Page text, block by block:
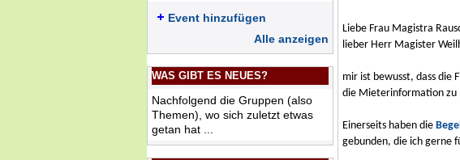
Event hinzufügen
Alle anzeigen
WAS GIBT ES NEUES?
Nachfolgend die Gruppen (also
Themen), wo sich zuletzt etwas
getan hat ...
Liebe Frau Magistra
lieber Herr Magister
mir ist bewusst, dass die
die Mieterinformation zu
Einerseits haben die
gebunden, die ich gerne